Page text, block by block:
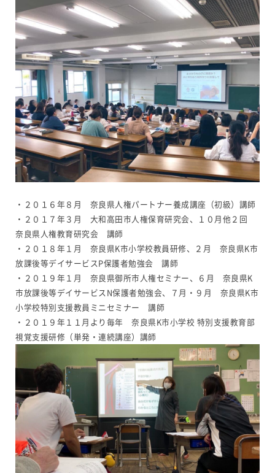
・２０１６年８月 奈良県人権パートナー養成講座（初級）講師
・２０１７年３月 大和高田市人権保育研究会、１０月他２回
奈良県人権教育研究会 講師
・２０１８年１月 奈良県K市小学校教員研修、２月 奈良県K市
放課後等デイサービスP保護者勉強会 講師
・２０１９年１月 奈良県御所市人権セミナー、６月 奈良県K
市放課後等デイサービスN保護者勉強会、７月・９月 奈良県K市
小学校特別支援教員ミニセミナー 講師
・２０１９年１１月より毎年 奈良県K市小学校 特別支援教育部
視覚支援研修（単発・連続講座）講師